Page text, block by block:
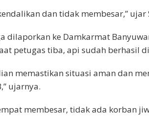
dan tidak membesar,” ujar
dilaporkan ke Damkarmat
petugas tiba, api sudah berhasil
memastikan situasi aman dan
ujarnya.
membesar, tidak ada korban